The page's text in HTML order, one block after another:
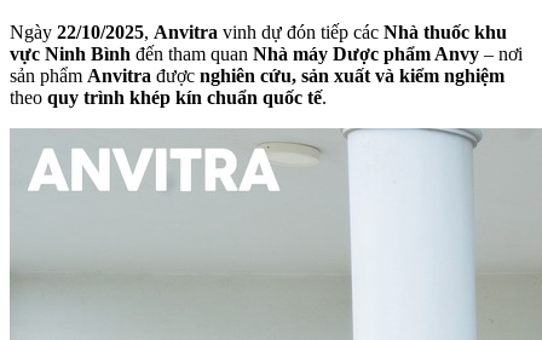
Ngày 22/10/2025, Anvitra vinh dự đón tiếp các Nhà thuốc khu
vực Ninh Bình đến tham quan Nhà máy Dược phẩm Anvy – nơi
sản phẩm Anvitra được nghiên cứu, sản xuất và kiểm nghiệm
theo quy trình khép kín chuẩn quốc tế.